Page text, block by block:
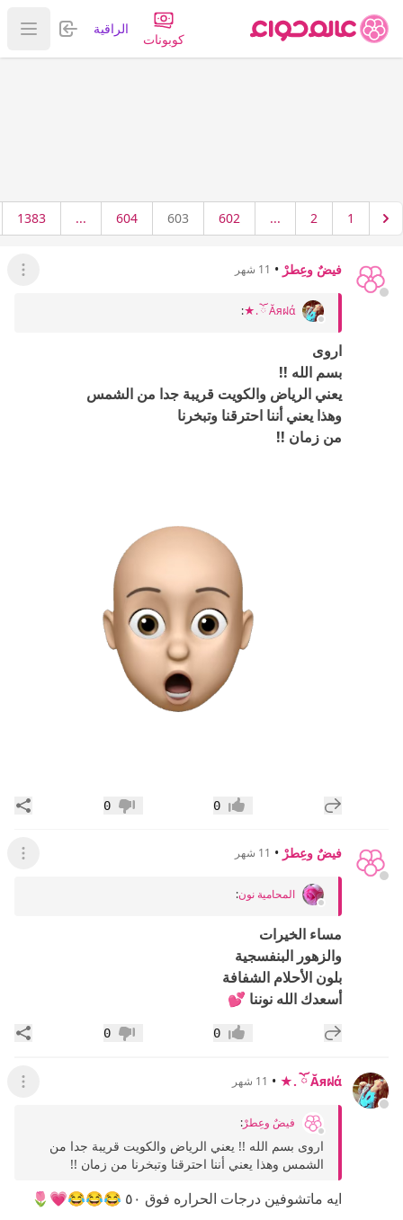
كوبونات
الراقية تسجيل
عرض
1
2
...
602
603
604
...
1383
فيضٌ وعِطرْ • 11 شهر عرض
Ăяฝά ོ .★
:
اروى
بسم الله !!
يعني الرياض والكويت قريبة جدا من الشمس
وهذا يعني أننا احترقنا وتبخرنا
من زمان !!
إضافة رد جديد إعجاب0 عدم إعجاب
0
فيضٌ وعِطرْ • 11 شهر عرض
المحامية نون:
مساء الخيرات
والزهور البنفسجية
بلون الأحلام الشفافة
أسعدك الله نوننا 💕
إضافة رد جديد إعجاب0 عدم إعجاب
0
Ăяฝά ོ .★
• 11 شهر عرض
فيضٌ وعِطرْ:
اروى بسم الله !! يعني الرياض والكويت قريبة جدا من
الشمس وهذا يعني أننا احترقنا وتبخرنا من زمان !!
ايه ماتشوفين درجات الحراره فوق ٥٠ 😂😂😂💗🌷